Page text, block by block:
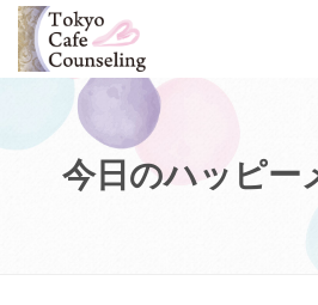
今日のハッピー